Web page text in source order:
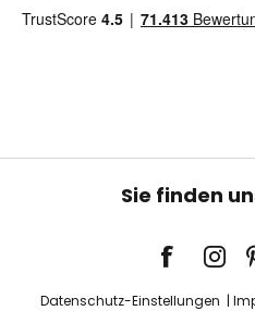
Sie finden
Datenschutz-Einstellungen